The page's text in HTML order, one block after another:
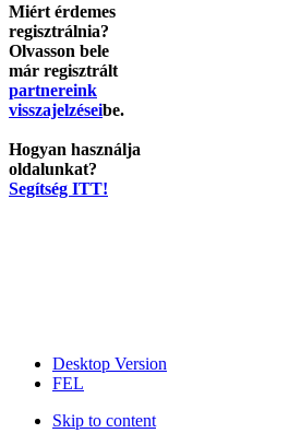
Miért érdemes
regisztrálnia?
Olvasson bele
már regisztrált
partnereink
visszajelzéseibe.
Hogyan használja
oldalunkat?
Segítség ITT!
Desktop Version
FEL
Skip to content